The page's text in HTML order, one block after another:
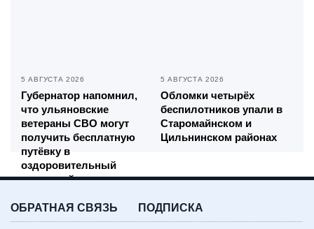
5 АВГУСТА 2026
Губернатор напомнил,
что ульяновские
ветераны СВО могут
получить бесплатную
путёвку в
оздоровительный
санаторий
5 АВГУСТА 2026
Обломки четырёх
беспилотников упали в
Старомайнском и
Цильнинском районах
ОБРАТНАЯ СВЯЗЬ ПОДПИСКА